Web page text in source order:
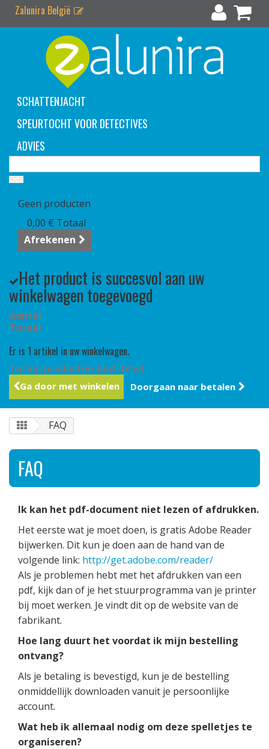
Zalunira België
SCHATTENJACHT
SPEURTOCHT VOOR DETECTIVES
ADVIES
Geen producten
0,00 € Totaal
Afrekenen
Het product is succesvol aan uw
winkelwagen toegevoegd
Aantal
Totaal
Er is 1 artikel in uw winkelwagen.
Totaal producten (incl. btw)
Ga door met winkelen Doorgaan naar betalen
FAQ
FAQ
Ik kan het pdf-document niet lezen of afdrukken.
Het eerste wat je moet doen, is gratis Adobe Reader
bijwerken. Dit kun je doen aan de hand van de
volgende link: http://get.adobe.com/reader/
Als je problemen hebt met het afdrukken van een
pdf, kijk dan of je het stuurprogramma van je printer
bij moet werken. Je vindt dit op de website van de
fabrikant.
Hoe lang duurt het voordat ik mijn bestelling
ontvang?
Als je betaling is bevestigd, kun je de bestelling
onmiddellijk downloaden vanuit je persoonlijke
account.
Wat heb ik allemaal nodig om deze spelletjes te
organiseren?